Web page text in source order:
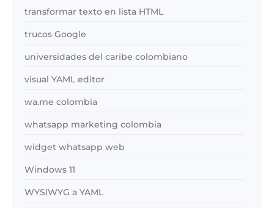
transformar texto en lista HTML
trucos Google
universidades del caribe colombiano
visual YAML editor
wa.me colombia
whatsapp marketing colombia
widget whatsapp web
Windows 11
WYSIWYG a YAML